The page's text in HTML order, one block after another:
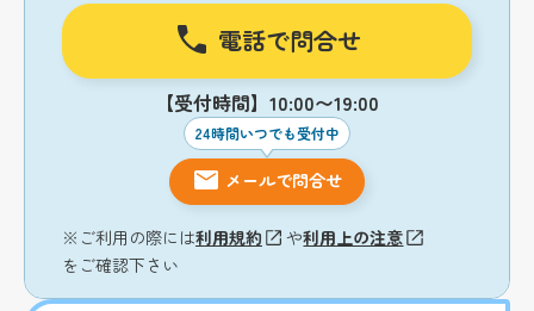
電話で問合せ
【受付時間】10:00〜19:00
24時間いつでも受付中
メールで問合せ
※ご利用の際には利用規約 や利用上の注意
をご確認下さい